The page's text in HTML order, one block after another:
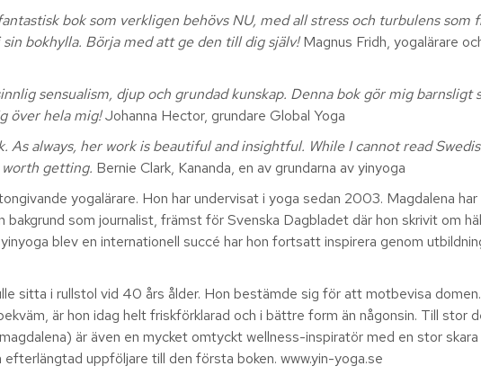
bok som verkligen behövs NU, med all stress och turbulens som
bokhylla. Börja med att ge den till dig själv!Magnus Fridh, yogalärare
sensualism, djup och grundad kunskap. Denna bok gör mig barnsligt
över hela mig!Johanna Hector, grundare Global Yoga
As always, her work is beautiful and insightful. While I cannot read
getting. Bernie Clark, Kananda, en av grundarna av yinyoga
yogalärare. Hon har undervisat i yoga sedan 2003. Magdalena har
som journalist, främst för Svenska Dagbladet där hon skrivit om
blev en internationell succé har hon fortsatt inspirera genom
sitta i rullstol vid 40 års ålder. Hon bestämde sig för att motbevisa
är hon idag helt friskförklarad och i bättre form än någonsin. Till stor
är även en mycket omtyckt wellness-inspiratör med en stor
uppföljare till den första boken. www.yin-yoga.se